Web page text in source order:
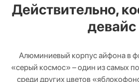
Действительно,
девайс
Алюминиевый корпус айфона в
«серый космос» – один из самых
среди других цветов